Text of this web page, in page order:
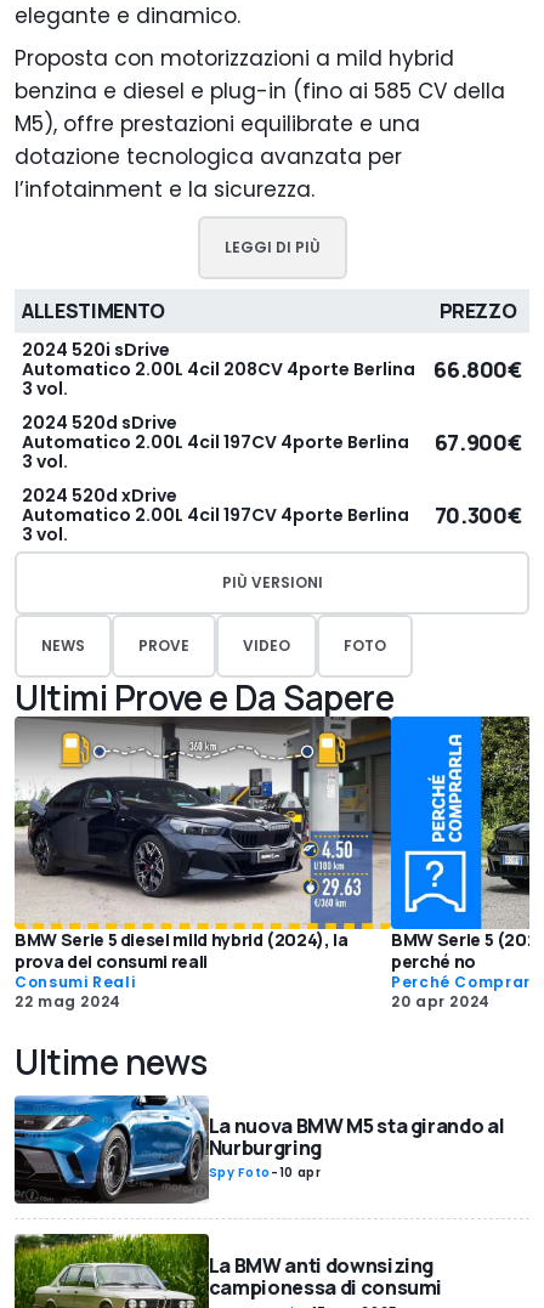
elegante e dinamico.
Proposta con motorizzazioni a mild hybrid
benzina e diesel e plug-in (fino ai 585 CV della
M5), offre prestazioni equilibrate e una
dotazione tecnologica avanzata per
l’infotainment e la sicurezza.
LEGGI DI PIÙ
ALLESTIMENTO PREZZO
2024 520i sDrive
Automatico 2.00L 4cil 208CV 4porte Berlina
3 vol.
66.800€
2024 520d sDrive
Automatico 2.00L 4cil 197CV 4porte Berlina
3 vol.
67.900€
2024 520d xDrive
Automatico 2.00L 4cil 197CV 4porte Berlina
3 vol.
70.300€
PIÙ VERSIONI
NEWS PROVE VIDEO FOTO
Ultimi Prove e Da Sapere
BMW Serie 5 diesel mild hybrid (2024), la
prova dei consumi reali
Consumi Reali
22 mag 2024
BMW Serie 5
perché no
Perché
20 apr 2024
Ultime news
La nuova BMW M5 sta girando al
Nurburgring
Spy Foto -10 apr
La BMW anti downsizing
campionessa di consumi